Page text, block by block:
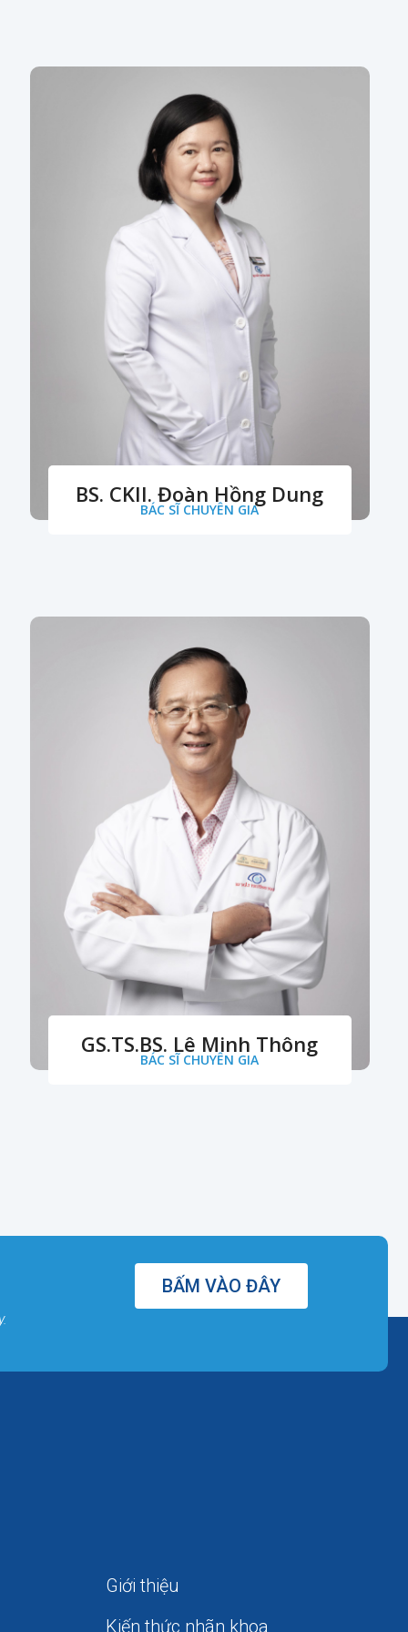
BS. CKII. Đoàn Hồng Dung
BÁC SĨ CHUYÊN GIA
GS.TS.BS. Lê Minh Thông
BÁC SĨ CHUYÊN GIA
BẤM VÀO ĐÂY
Giới thiệu
Kiến thức nhãn khoa